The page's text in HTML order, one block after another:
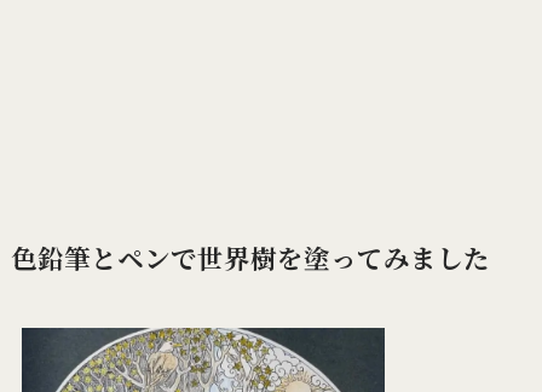
色鉛筆とペンで世界樹を塗ってみました